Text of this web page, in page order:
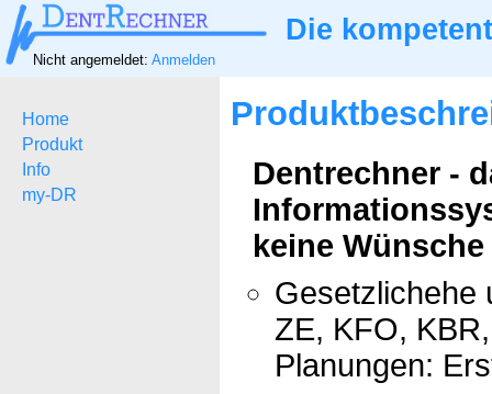
Die
Nicht angemeldet: Anmelden
Home
Produkt
Info
my-DR
Dentrechner -
keine
Gesetzlichehe
ZE, KFO,
Planungen: